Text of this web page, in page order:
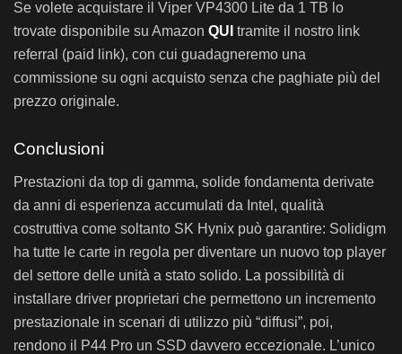
Se volete acquistare il Viper VP4300 Lite da 1 TB lo
trovate disponibile su Amazon QUI tramite il nostro link
referral (paid link), con cui guadagneremo una
commissione su ogni acquisto senza che paghiate più del
prezzo originale.
Conclusioni
Prestazioni da top di gamma, solide fondamenta derivate
da anni di esperienza accumulati da Intel, qualità
costruttiva come soltanto SK Hynix può garantire: Solidigm
ha tutte le carte in regola per diventare un nuovo top player
del settore delle unità a stato solido. La possibilità di
installare driver proprietari che permettono un incremento
prestazionale in scenari di utilizzo più “diffusi”, poi,
rendono il P44 Pro un SSD davvero eccezionale. L’unico